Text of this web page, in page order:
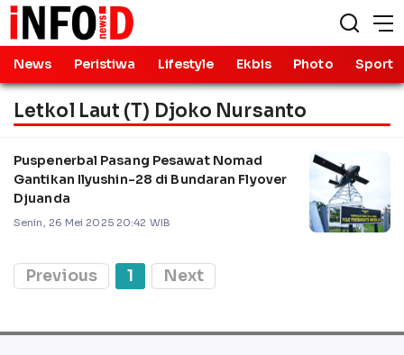
News Peristiwa Lifestyle Ekbis Photo Sport
Letkol Laut (T) Djoko Nursanto
Puspenerbal Pasang Pesawat Nomad
Gantikan Ilyushin-28 di Bundaran Flyover
Djuanda
Senin, 26 Mei 2025 20:42 WIB
Previous 1 Next